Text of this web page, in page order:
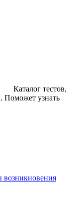
Каталог тестов,
Поможет узнать